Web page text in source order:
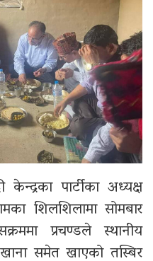
पार्टीका अध्यक्ष
शिलशिलामा सोमबार
प्रचण्डले स्थानीय
समेत खाएको तस्बिर